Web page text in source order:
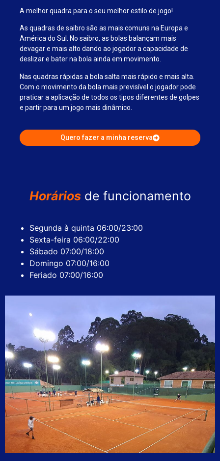
A melhor quadra para o seu melhor estilo de jogo!
As quadras de saibro são as mais comuns na Europa e
América do Sul. No saibro, as bolas balançam mais
devagar e mais alto dando ao jogador a capacidade de
deslizar e bater na bola ainda em movimento.
Nas quadras rápidas a bola salta mais rápido e mais alta.
Com o movimento da bola mais previsível o jogador pode
praticar a aplicação de todos os tipos diferentes de golpes
e partir para um jogo mais dinâmico.
Quero fazer a minha reserva
Horáriosde funcionamento
Segunda à quinta 06:00/23:00
Sexta-feira 06:00/22:00
Sábado 07:00/18:00
Domingo 07:00/16:00
Feriado 07:00/16:00